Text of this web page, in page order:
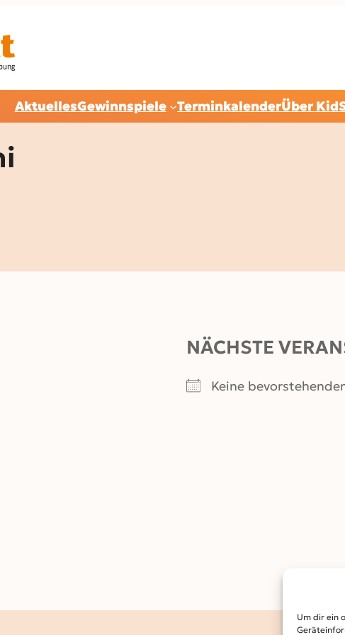
Um dir ein
AktuellesGewinnspiele TerminkalenderÜber
NÄCHSTE
Keine